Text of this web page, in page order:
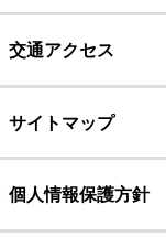
交通アクセス
サイトマップ
個人情報保護方針